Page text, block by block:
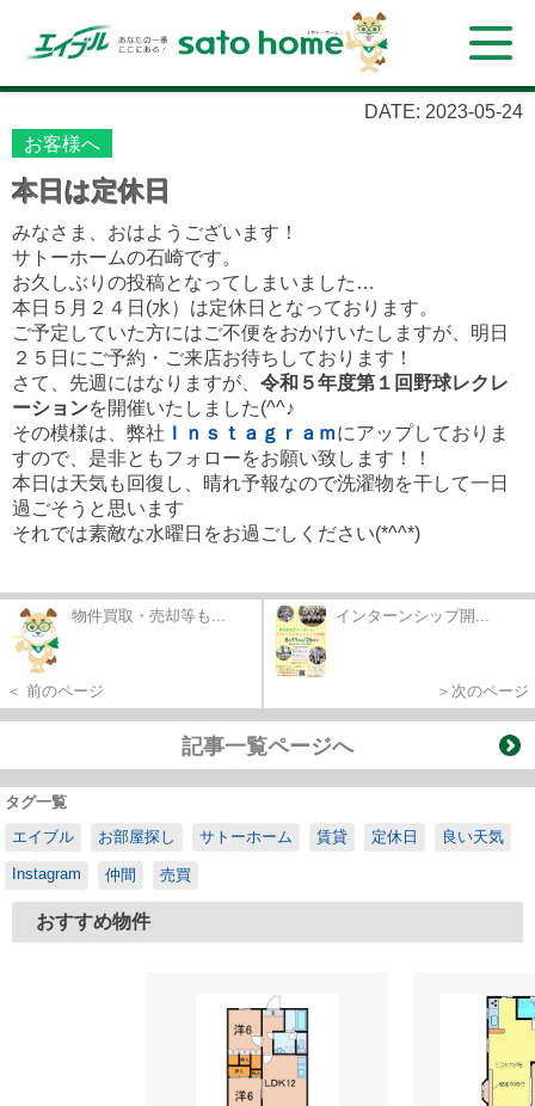
DATE: 2023-05-24
お客様へ
本日は定休日
みなさま、おはようございます！
サトーホームの石崎です。
お久しぶりの投稿となってしまいました…
本日５月２４日(水）は定休日となっております。
ご予定していた方にはご不便をおかけいたしますが、明日
２５日にご予約・ご来店お待ちしております！
さて、先週にはなりますが、 令和５年度第１回野球レクレ
ーションを開催いたしました(^^♪
その模様は、弊社 Ｉｎｓｔａｇｒａｍにアップしておりま
すので、是非ともフォローをお願い致します！！
本日は天気も回復し、晴れ予報なので洗濯物を干して一日
過ごそうと思います
それでは素敵な水曜日をお過ごしください(*^^*)
物件買取・売却等も...
＜ 前のページ
インターンシップ開...
＞次のページ
記事一覧ページへ
タグ一覧
エイブル
お部屋探し サトーホーム 賃貸 定休日 良い天気
Instagram 仲間 売買
おすすめ物件